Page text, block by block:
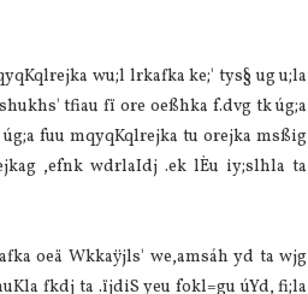
wu;l lrkafka ke;' tys§ ug u;la‌
tfiau fï ore oeßhka f.dvg tk úg;a
fuu mqyqKqlrejka tu orejka msßig
,efnk wdrla‌Idj .ek lÈu iy;slhla‌ ta
oeä Wkkaÿjls' we,amsáh yd ta wjg
fkdj ta .ïjdiS yeu fokl=gu úYd, fi;la‌